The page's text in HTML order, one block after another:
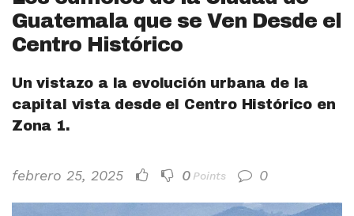
Guatemala que se Ven Desde el
Centro Histórico
Un vistazo a la evolución urbana de la
capital vista desde el Centro Histórico en
Zona 1.
febrero 25, 2025 0 Points 0